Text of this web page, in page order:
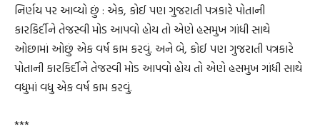
નિર્ણય પર આવ્યો છું : એક, કોઈ પણ ગુજરાતી પત્રકારે પોતાની
કારકિર્દીને તેજસ્વી મોડ આપવો હોય તો એણે હસમુખ ગાંધી સાથે
ઓછામાં ઓછું એક વર્ષ કામ કરવું. અને બે, કોઈ પણ ગુજરાતી પત્રકારે
પોતાની કારકિર્દીને તેજસ્વી મોડ આપવો હોય તો એણે હસમુખ ગાંધી સાથે
વધુમાં વધુ એક વર્ષ કામ કરવું.
***